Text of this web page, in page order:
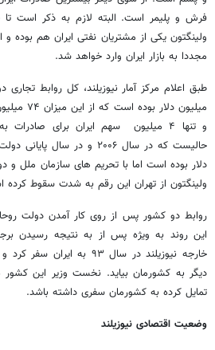
فرش و پلیمر است. البته لازم به ذکر است تا
ولینگتون یکی از مشتریان نفتی ایران هم بوده و
مجددا به بازار ایران وارد خواهد شد.
میلیون
و تنها ۴ میلیون سهم ایران برای
دلار بوده است اما با تحریم های سازمان ملل
ولینگتون از تهران این رقم به شدت سقوط کرده
روابط دو کشور پس از روی کار آمدن دولت
این روند به ویژه پس از به نتیجه رسیدن
دیگر به کشورمان بیاید. نخست وزیر این کشور
تمایل کرده به کشورمان سفری داشته باشد.
وضعیت اقتصادی نیوزیلند